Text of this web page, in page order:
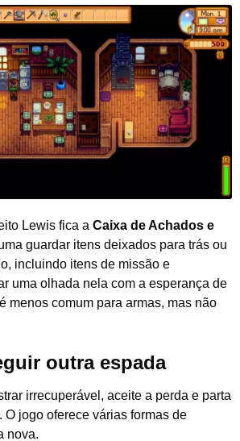
Lewis fica a Caixa de Achados e
guardar itens deixados para trás ou
incluindo itens de missão e
uma olhada nela com a esperança de
menos comum para armas, mas não
outra espada
irrecuperável, aceite a perda e parta
O jogo oferece várias formas de
nova.